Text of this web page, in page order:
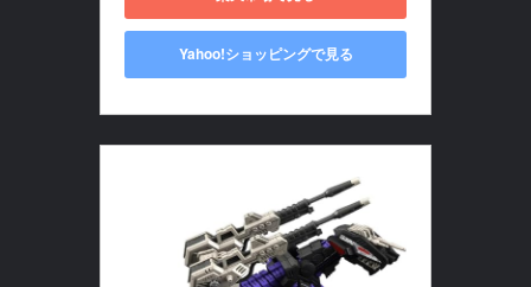
Yahoo!ショッピングで見る